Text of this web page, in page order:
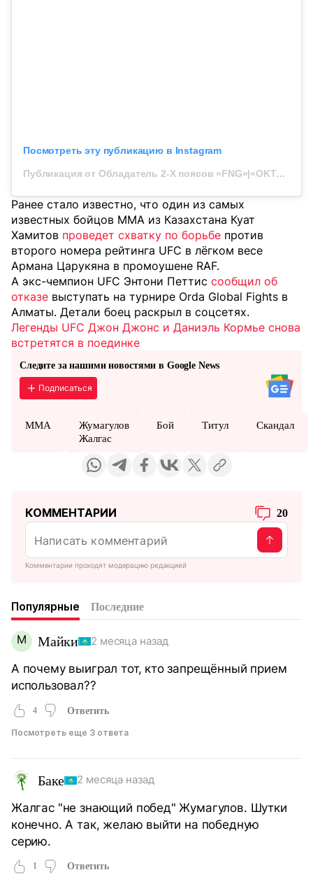
Посмотреть эту публикацию в Instagram
Публикация от Обладатель 2-Х поясов «FNG»|«OKTAGON» (@zhumagulov_zhalgas)
Ранее стало известно, что один из самых
известных бойцов MMA из Казахстана Куат
Хамитов проведет схватку по борьбе против
второго номера рейтинга UFC в лёгком весе
Армана Царукяна в промоушене RAF.
А экс-чемпион UFC Энтони Петтис сообщил об
отказе выступать на турнире Orda Global Fights в
Алматы. Детали боец раскрыл в соцсетях.
Легенды UFC Джон Джонс и Даниэль Кормье снова
встретятся в поединке
Следите за нашими новостями в Google News
Подписаться
MMA
Жумагулов
Жалгас
Бой Титул Скандал
КОММЕНТАРИИ 20
Комментарии проходят модерацию редакцией
Популярные Последние
М Майки 2 месяца назад
А почему выиграл тот, кто запрещённый прием
использовал??
4 Ответить
Посмотреть еще 3 ответа
Баке 2 месяца назад
Жалгас "не знающий побед" Жумагулов. Шутки
конечно. А так, желаю выйти на победную
серию.
1 Ответить